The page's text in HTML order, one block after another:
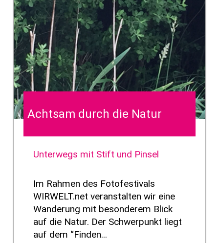
Achtsam durch die Natur
Unterwegs mit Stift und Pinsel
Im Rahmen des Fotofestivals
WIRWELT.net veranstalten wir eine
Wanderung mit besonderem Blick
auf die Natur. Der Schwerpunkt liegt
auf dem “Finden...